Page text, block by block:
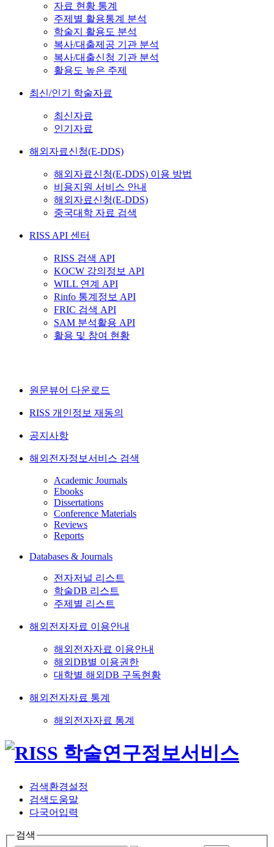
자료 현황 통계
주제별 활용통계 분석
학술지 활용도 분석
복사/대출제공 기관 분석
복사/대출신청 기관 분석
활용도 높은 주제
최신/인기 학술자료
최신자료
인기자료
해외자료신청(E-DDS)
해외자료신청(E-DDS) 이용 방법
비용지원 서비스 안내
해외자료신청(E-DDS)
중국대학 자료 검색
RISS API 센터
RISS 검색 API
KOCW 강의정보 API
WILL 연계 API
Rinfo 통계정보 API
FRIC 검색 API
SAM 분석활용 API
활용 및 참여 현황
원문뷰어 다운로드
RISS 개인정보 재동의
공지사항
해외전자정보서비스 검색
Academic Journals
Ebooks
Dissertations
Conference Materials
Reviews
Reports
Databases & Journals
전자저널 리스트
학술DB 리스트
주제별 리스트
해외전자자료 이용안내
해외전자자료 이용안내
해외DB별 이용권한
대학별 해외DB 구독현황
해외전자자료 통계
해외전자자료 통계
검색환경설정
검색도움말
다국어입력
검색